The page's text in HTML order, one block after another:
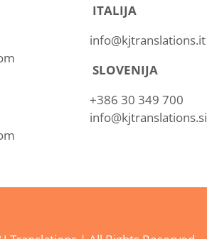
ITALIJA
info@kjtranslations.it
SLOVENIJA
+386 30 349 700
info@kjtranslations.si